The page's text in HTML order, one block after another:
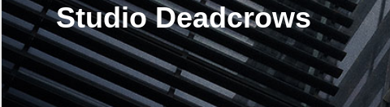
Studio Deadcrows